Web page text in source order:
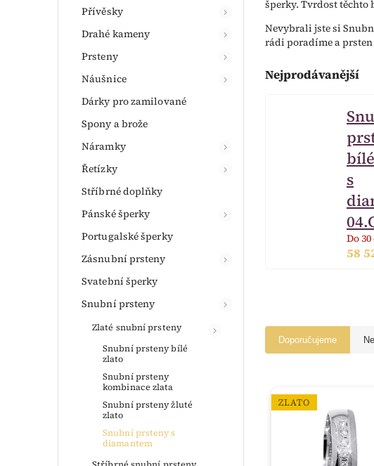
Přívěsky
Drahé kameny
Prsteny
Náušnice
Dárky pro zamilované
Spony a brože
Náramky
Řetízky
Stříbrné doplňky
Pánské šperky
Portugalské šperky
Zásnubní prsteny
Svatební šperky
Snubní prsteny
Zlaté snubní prsteny
Snubní prsteny bílé
zlato
Snubní prsteny
kombinace zlata
Snubní prsteny žluté
zlato
Snubní prsteny s
diamantem
šperky. Tvrdost těchto
Nevybrali jste si
rádi poradíme a
Nejprodávanější
s
Do
58
Doporučujeme
ZLATO